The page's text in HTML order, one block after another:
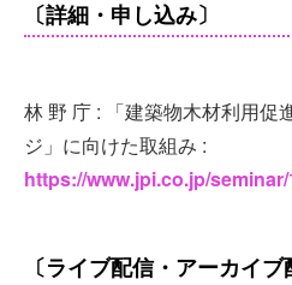
〔詳細・申し込み〕
林 野 庁 : 「建築物木材利用促
ジ」に向けた取組み :
https://www.jpi.co.jp/
〔ライブ配信・アーカイブ